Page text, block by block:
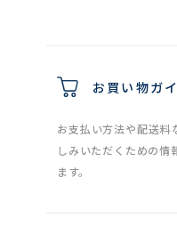
お買い物ガ
お支払い方法や配送料
しみいただくための情
ます。